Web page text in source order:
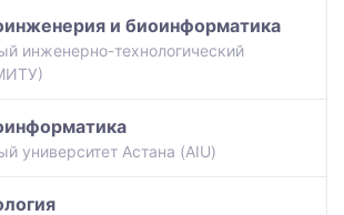
и биоинформатика
инженерно-технологический
университет Астана (AIU)